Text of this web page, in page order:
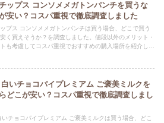
ップス コンソメメガトンパンチを買うな
安い？コスパ重視で徹底調査しました
プス コンソメメガトンパンチは買う場合、どこで買う
く買えそうか？を調査しました。値段以外のメリット・
も考慮してコスパ重視でおすすめの購入場所を紹介しま
白いチョコパイプレミアム ご褒美ミルクを
どこが安い？コスパ重視で徹底調査しまし
いチョコパイプレミアム ご褒美ミルクは買う場合、どこ